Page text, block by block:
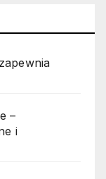
–
i